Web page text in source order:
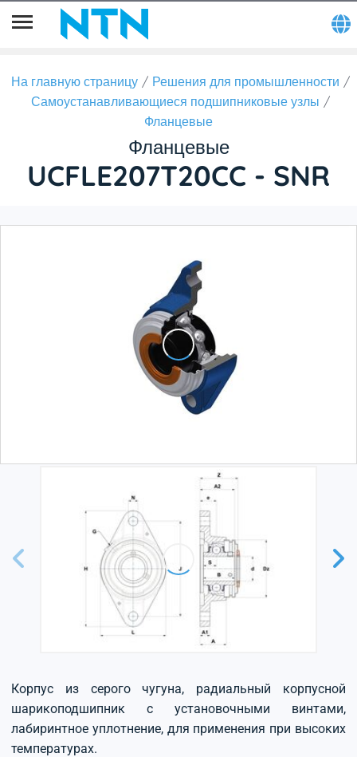
На главную страницу
Решения для промышленности
Самоустанавливающиеся подшипниковые узлы
Фланцевые
Фланцевые
UCFLE207T20CC - SNR
Корпус из серого чугуна, радиальный корпусной
шарикоподшипник с установочными винтами,
лабиринтное уплотнение, для применения при высоких
температурах.